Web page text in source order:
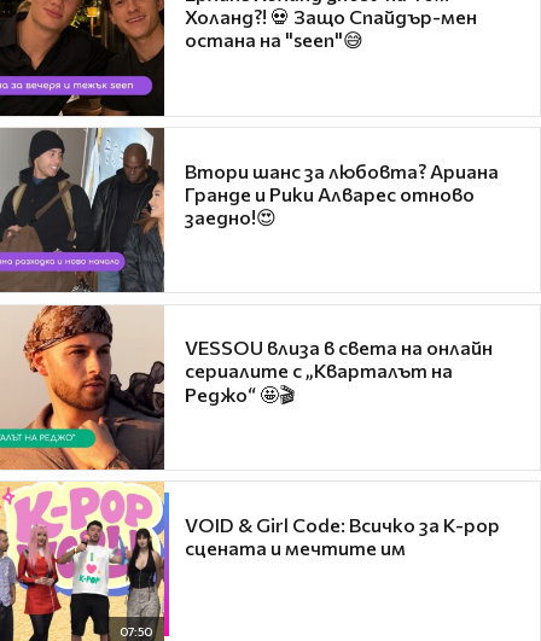
Холанд?! 💀 Защо Спайдър-мен
остана на "seen"😅
Втори шанс за любовта? Ариана
Гранде и Рики Алварес отново
заедно!😍
VESSOU влиза в света на онлайн
сериалите с „Кварталът на
Реджо“ 🤩🎬
07:50
VOID & Girl Code: Всичко за K-pop
сцената и мечтите им